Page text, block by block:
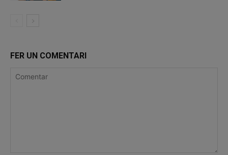
FER UN COMENTARI